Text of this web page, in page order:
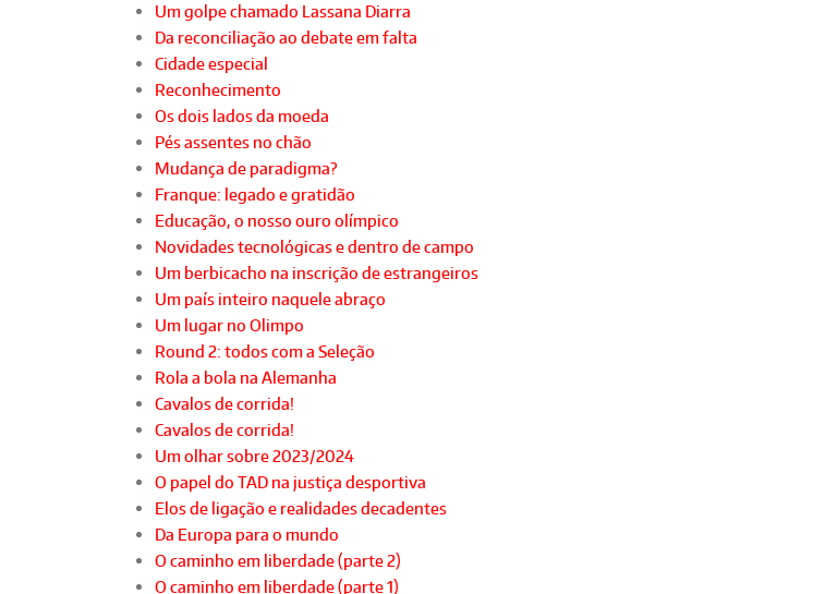
Um golpe chamado Lassana Diarra
Da reconciliação ao debate em falta
Cidade especial
Reconhecimento
Os dois lados da moeda
Pés assentes no chão
Mudança de paradigma?
Franque: legado e gratidão
Educação, o nosso ouro olímpico
Novidades tecnológicas e dentro de campo
Um berbicacho na inscrição de estrangeiros
Um país inteiro naquele abraço
Um lugar no Olimpo
Round 2: todos com a Seleção
Rola a bola na Alemanha
Cavalos de corrida!
Cavalos de corrida!
Um olhar sobre 2023/2024
O papel do TAD na justiça desportiva
Elos de ligação e realidades decadentes
Da Europa para o mundo
O caminho em liberdade (parte 2)
O caminho em liberdade (parte 1)